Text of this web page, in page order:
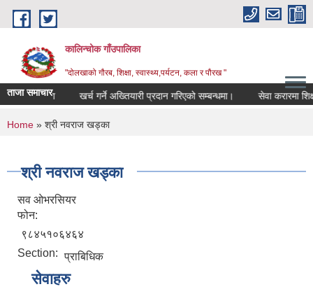
Skip to main content
कालिन्चोक गाँउपालिका
"दोलखाको गौरब, शिक्षा, स्वास्थ्य,पर्यटन, कला र पौरख "
ताजा समाचार
शिक्षा योजना खर्च गर्ने अख्तियारी प्रदान गरिएको सम्बन्धमा। सेवा करारमा
You are here
Home » श्री नवराज खड्का
श्री नवराज खड्का
सव ओभरसियर
फोन:
९८४५१०६४६४
Section: प्राबिधिक
सेवाहरु